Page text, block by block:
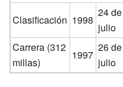
Clasificación 1998
24 de
julio
Carrera (312
millas)
1997
26 de
julio